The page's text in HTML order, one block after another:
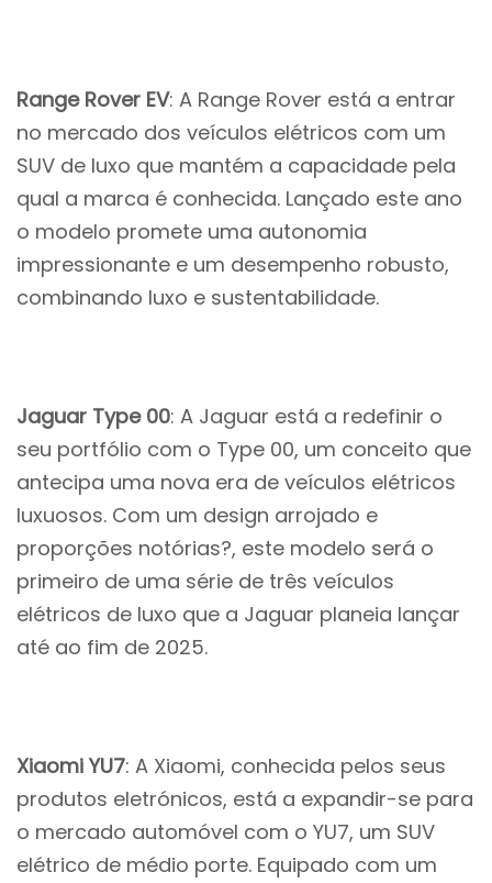
Range Rover EV: A Range Rover está a entrar
no mercado dos veículos elétricos com um
SUV de luxo que mantém a capacidade pela
qual a marca é conhecida. Lançado este ano
o modelo promete uma autonomia
impressionante e um desempenho robusto,
combinando luxo e sustentabilidade.
Jaguar Type 00: A Jaguar está a redefinir o
seu portfólio com o Type 00, um conceito que
antecipa uma nova era de veículos elétricos
luxuosos. Com um design arrojado e
proporções notórias?, este modelo será o
primeiro de uma série de três veículos
elétricos de luxo que a Jaguar planeia lançar
até ao fim de 2025.
Xiaomi YU7: A Xiaomi, conhecida pelos seus
produtos eletrónicos, está a expandir-se para
o mercado automóvel com o YU7, um SUV
elétrico de médio porte. Equipado com um